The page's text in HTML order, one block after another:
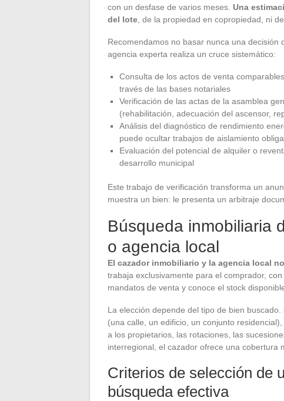
con un desfase de varios meses. Una
del lote , de la propiedad en copropiedad, ni
Recomendamos no basar nunca una
agencia experta realiza un cruce sistemático:
Consulta de los actos de venta
través de las bases notariales
Verificación de las actas de la asamblea
(rehabilitación, adecuación del ascensor,
Análisis del diagnóstico de rendimiento
puede ocultar trabajos de aislamiento
Evaluación del potencial de alquiler o
desarrollo municipal
Este trabajo de verificación transforma un
muestra un bien: le presenta un arbitraje
Búsqueda inmobiliaria
o agencia local
El cazador inmobiliario y la agencia local
trabaja exclusivamente para el comprador,
mandatos de venta y conoce el stock
La elección depende del tipo de bien
(una calle, un edificio, un conjunto
a los propietarios, las rotaciones, las
interregional, el cazador ofrece una cobertura
Criterios de selección de
búsqueda efectiva